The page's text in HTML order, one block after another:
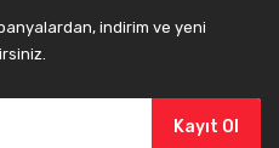
indirim ve yeni
Kayıt Ol